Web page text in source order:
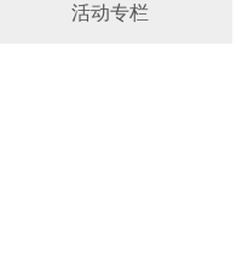
活动专栏